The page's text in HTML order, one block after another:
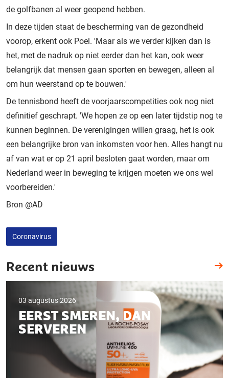
de golfbanen al weer geopend hebben.
In deze tijden staat de bescherming van de gezondheid
voorop, erkent ook Poel. 'Maar als we verder kijken dan is
het, met de nadruk op niet eerder dan het kan, ook weer
belangrijk dat mensen gaan sporten en bewegen, alleen al
om hun weerstand op te bouwen.'
De tennisbond heeft de voorjaarscompetities ook nog niet
definitief geschrapt. 'We hopen ze op een later tijdstip nog te
kunnen beginnen. De verenigingen willen graag, het is ook
een belangrijke bron van inkomsten voor hen. Alles hangt nu
af van wat er op 21 april besloten gaat worden, maar om
Nederland weer in beweging te krijgen moeten we ons wel
voorbereiden.'
Bron @AD
Coronavirus
Recent nieuws
03 augustus 2026
EERST SMEREN, DAN
SERVEREN